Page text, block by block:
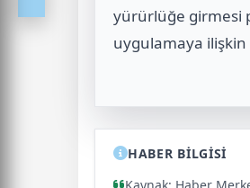
yürürlüğe girmesi
uygulamaya ilişkin
HABER BİLGİSİ